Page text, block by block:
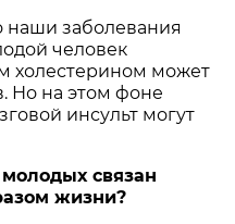
наши заболевания
человек
холестерином может
Но на этом фоне
инсульт могут
связан
жизни?